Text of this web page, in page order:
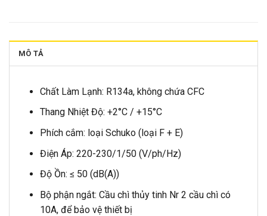
MÔ TẢ
Chất Làm Lạnh: R134a, không chứa CFC
Thang Nhiệt Độ: +2°C / +15°C
Phích cắm: loại Schuko (loại F + E)
Điện Áp: 220-230/1/50 (V/ph/Hz)
Độ Ồn: ≤ 50 (dB(A))
Bộ phận ngắt: Cầu chì thủy tinh Nr 2 cầu chì có
10A, để bảo vệ thiết bị